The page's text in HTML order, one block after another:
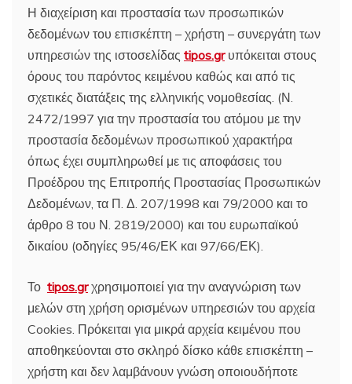
Η διαχείριση και προστασία των προσωπικών
δεδομένων του επισκέπτη – χρήστη – συνεργάτη των
υπηρεσιών της ιστοσελίδας tipos.gr υπόκειται στους
όρους του παρόντος κειμένου καθώς και από τις
σχετικές διατάξεις της ελληνικής νομοθεσίας. (Ν.
2472/1997 για την προστασία του ατόμου με την
προστασία δεδομένων προσωπικού χαρακτήρα
όπως έχει συμπληρωθεί με τις αποφάσεις του
Προέδρου της Επιτροπής Προστασίας Προσωπικών
Δεδομένων, τα Π. Δ. 207/1998 και 79/2000 και το
άρθρο 8 του Ν. 2819/2000) και του ευρωπαϊκού
δικαίου (οδηγίες 95/46/ΕΚ και 97/66/ΕΚ).
Το tipos.grχρησιμοποιεί για την αναγνώριση των
μελών στη χρήση ορισμένων υπηρεσιών του αρχεία
Cookies. Πρόκειται για μικρά αρχεία κειμένου που
αποθηκεύονται στο σκληρό δίσκο κάθε επισκέπτη –
χρήστη και δεν λαμβάνουν γνώση οποιουδήποτε